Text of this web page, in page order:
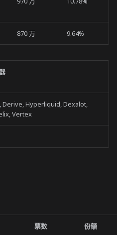
870 万 9.64%
Derive, Hyperliquid, Dexalot,
Vertex
票数 份额